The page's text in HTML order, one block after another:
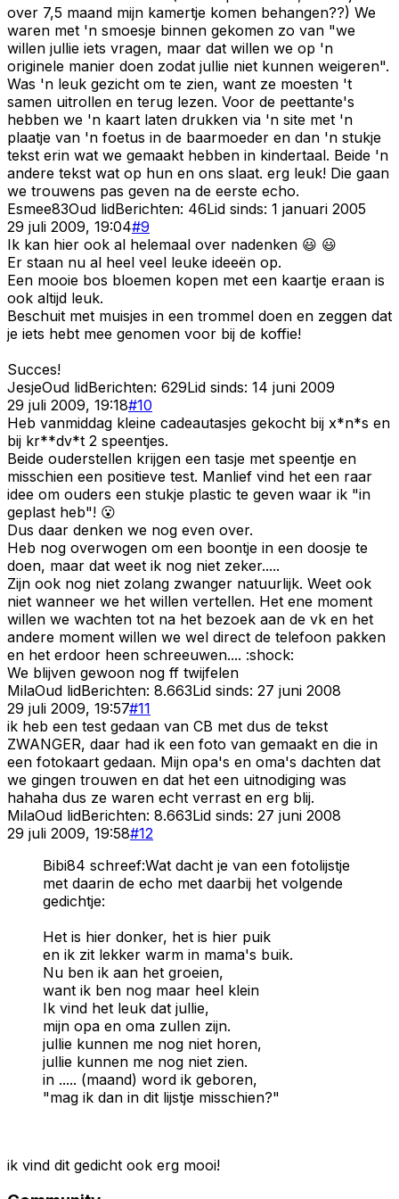
over 7,5 maand mijn kamertje komen behangen??) We
waren met 'n smoesje binnen gekomen zo van "we
willen jullie iets vragen, maar dat willen we op 'n
originele manier doen zodat jullie niet kunnen weigeren".
Was 'n leuk gezicht om te zien, want ze moesten 't
samen uitrollen en terug lezen. Voor de peettante's
hebben we 'n kaart laten drukken via 'n site met 'n
plaatje van 'n foetus in de baarmoeder en dan 'n stukje
tekst erin wat we gemaakt hebben in kindertaal. Beide 'n
andere tekst wat op hun en ons slaat. erg leuk! Die gaan
we trouwens pas geven na de eerste echo.
Esmee83Oud lidBerichten: 46Lid sinds: 1 januari 2005
29 juli 2009, 19:04#9
Ik kan hier ook al helemaal over nadenken 😃 😃
Er staan nu al heel veel leuke ideeën op.
Een mooie bos bloemen kopen met een kaartje eraan is
ook altijd leuk.
Beschuit met muisjes in een trommel doen en zeggen dat
je iets hebt mee genomen voor bij de koffie!
Succes!
JesjeOud lidBerichten: 629Lid sinds: 14 juni 2009
29 juli 2009, 19:18#10
Heb vanmiddag kleine cadeautasjes gekocht bij x*n*s en
bij kr**dv*t 2 speentjes.
Beide ouderstellen krijgen een tasje met speentje en
misschien een positieve test. Manlief vind het een raar
idee om ouders een stukje plastic te geven waar ik "in
geplast heb"! 😮
Dus daar denken we nog even over.
Heb nog overwogen om een boontje in een doosje te
doen, maar dat weet ik nog niet zeker.....
Zijn ook nog niet zolang zwanger natuurlijk. Weet ook
niet wanneer we het willen vertellen. Het ene moment
willen we wachten tot na het bezoek aan de vk en het
andere moment willen we wel direct de telefoon pakken
en het erdoor heen schreeuwen.... :shock:
We blijven gewoon nog ff twijfelen
MilaOud lidBerichten: 8.663Lid sinds: 27 juni 2008
29 juli 2009, 19:57#11
ik heb een test gedaan van CB met dus de tekst
ZWANGER, daar had ik een foto van gemaakt en die in
een fotokaart gedaan. Mijn opa's en oma's dachten dat
we gingen trouwen en dat het een uitnodiging was
hahaha dus ze waren echt verrast en erg blij.
MilaOud lidBerichten: 8.663Lid sinds: 27 juni 2008
29 juli 2009, 19:58#12
Bibi84 schreef:Wat dacht je van een fotolijstje
met daarin de echo met daarbij het volgende
gedichtje:
Het is hier donker, het is hier puik
en ik zit lekker warm in mama's buik.
Nu ben ik aan het groeien,
want ik ben nog maar heel klein
Ik vind het leuk dat jullie,
mijn opa en oma zullen zijn.
jullie kunnen me nog niet horen,
jullie kunnen me nog niet zien.
in ..... (maand) word ik geboren,
"mag ik dan in dit lijstje misschien?"
ik vind dit gedicht ook erg mooi!